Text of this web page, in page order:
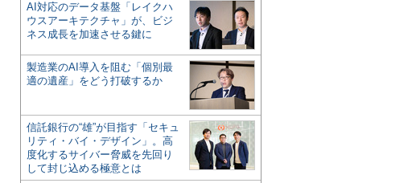
AI対応のデータ基盤「レイクハ
ウスアーキテクチャ」が、ビジ
ネス成長を加速させる鍵に
製造業のAI導入を阻む「個別最
適の遺産」をどう打破するか
信託銀行の“雄”が目指す「セキュ
リティ・バイ・デザイン」。高
度化するサイバー脅威を先回り
して封じ込める極意とは